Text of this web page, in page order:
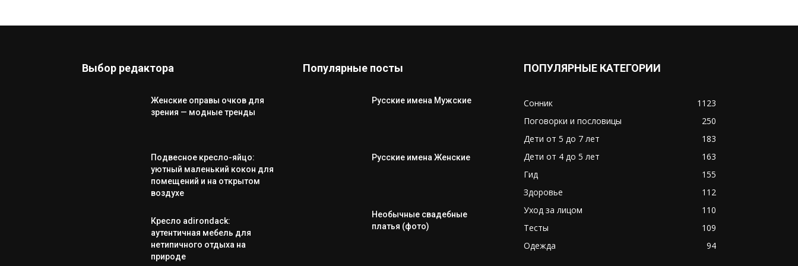
Выбор редактора
Женские оправы очков для
зрения — модные тренды
Подвесное кресло-яйцо:
уютный маленький кокон для
помещений и на открытом
воздухе
Кресло adirondack:
аутентичная мебель для
нетипичного отдыха на
природе
Популярные посты
Русские имена Мужские
Русские имена Женские
Необычные свадебные
платья (фото)
ПОПУЛЯРНЫЕ КАТЕГОРИИ
Сонник
1123
Поговорки и пословицы
250
Дети от 5 до 7 лет
183
Дети от 4 до 5 лет
163
Гид
155
Здоровье
112
Уход за лицом
110
Тесты
109
Одежда
94